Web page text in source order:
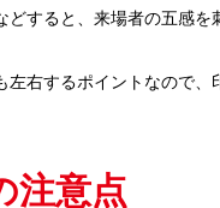
すると、来場者の五感を
右するポイントなので
注意点